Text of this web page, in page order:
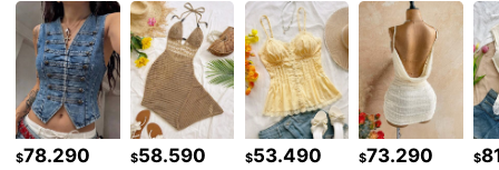
4,91 2.4M Seguidores
2.4M Seguidores
$78.290 $58.590 $53.490 $73.290 $